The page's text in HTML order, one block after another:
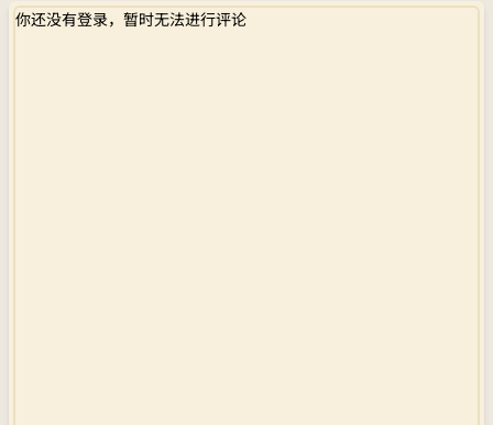
你还没有登录，暂时无法进行评论